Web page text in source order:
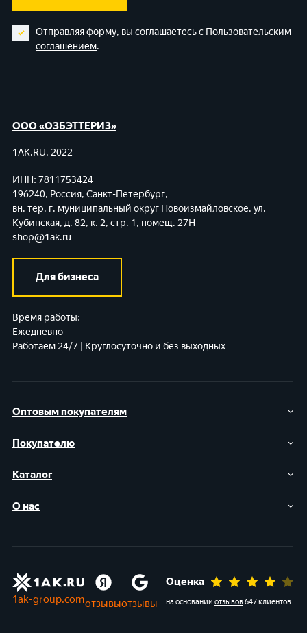
Отправляя форму, вы соглашаетесь с Пользовательским
соглашением.
Оптовым покупателям
Покупателю
Каталог
О нас
ООО «ОЗБЭТТЕРИЗ»
1AK.RU, 2022
ИНН: 7811753424
196240, Россия, Санкт-Петербург,
вн. тер. г. муниципальный округ Новоизмайловское, ул.
Кубинская, д. 82, к. 2, стр. 1, помещ. 27Н
shop@1ak.ru
Для бизнеса
Время работы:
Ежедневно
Работаем 24/7 | Круглосуточно и без выходных
1ak-group.comотзывыотзывы
Оценка
на основании отзывов647 клиентов.